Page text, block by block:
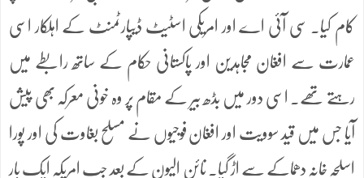
کام کیا۔ سی آئی اے اور امریکی اسٹیٹ ڈیپارٹمنٹ کے اہلکار اسی
عمارت سے افغان مجاہدین اور پاکستانی حکام کے ساتھ رابطے میں
رہتے تھے۔ اسی دور میں بڈھ بیر کے مقام پر وہ خونی معرکہ بھی پیش
آیا جس میں قید سوویت اور افغان فوجیوں نے مسلح بغاوت کی اور پورا
اسلحہ خانہ دھماکے سے اڑ گیا۔ نائن الیون کے بعد جب امریکہ ایک بار